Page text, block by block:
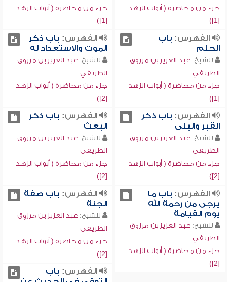
جزء من محاضرة ( أبواب الزهد
[1])
جزء من محاضرة ( أبواب الزهد
[1])
الفهرس: باب
الحلم
للشيخ: عبد العزيز بن مرزوق
الطريفي
جزء من محاضرة ( أبواب الزهد
[1])
الفهرس: باب ذكر
الموت والاستعداد له
للشيخ: عبد العزيز بن مرزوق
الطريفي
جزء من محاضرة ( أبواب الزهد
[2])
الفهرس: باب ذكر
القبر والبلى
للشيخ: عبد العزيز بن مرزوق
الطريفي
جزء من محاضرة ( أبواب الزهد
[2])
الفهرس: باب ذكر
البعث
للشيخ: عبد العزيز بن مرزوق
الطريفي
جزء من محاضرة ( أبواب الزهد
[2])
الفهرس: باب ما
يرجى من رحمة الله
يوم القيامة
للشيخ: عبد العزيز بن مرزوق
الطريفي
جزء من محاضرة ( أبواب الزهد
[2])
الفهرس: باب صفة
الجنة
للشيخ: عبد العزيز بن مرزوق
الطريفي
جزء من محاضرة ( أبواب الزهد
[2])
الفهرس: باب